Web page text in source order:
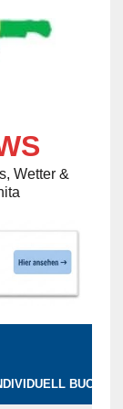
Wetter &
BUCHEN